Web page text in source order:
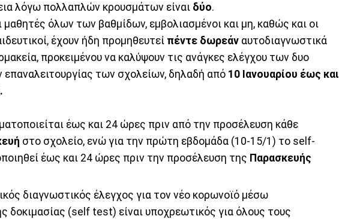
λόγω πολλαπλών κρουσμάτων είναι δύο.
όλων των βαθμίδων, εμβολιασμένοι και μη, καθώς και οι
έχουν ήδη προμηθευτεί πέντε δωρεάν αυτοδιαγνωστικά
προκειμένου να καλύψουν τις ανάγκες ελέγχου των δυο
των σχολείων, δηλαδή από 10 Ιανουαρίου έως και
έως και 24 ώρες πριν από την προσέλευση κάθε
στο σχολείο, ενώ για την πρώτη εβδομάδα (10-15/1) το self-
έως και 24 ώρες πριν την προσέλευση της Παρασκευής
διαγνωστικός έλεγχος για τον νέο κορωνοϊό μέσω
δοκιμασίας (self test) είναι υποχρεωτικός για όλους τους